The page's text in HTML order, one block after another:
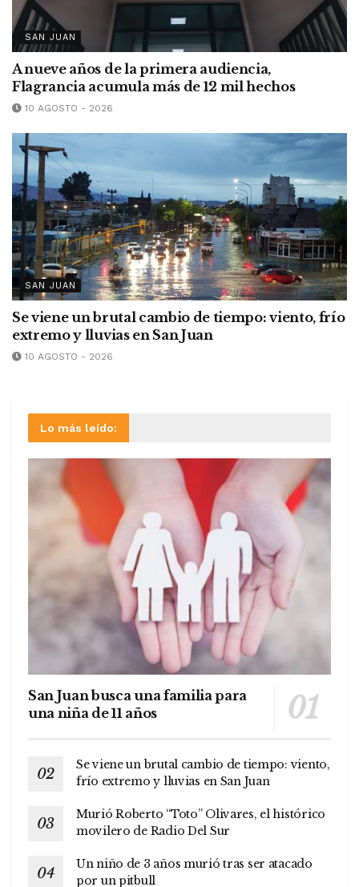
SAN JUAN
A nueve años de la primera audiencia,
Flagrancia acumula más de 12 mil hechos
10 AGOSTO - 2026
SAN JUAN
Se viene un brutal cambio de tiempo: viento, frío
extremo y lluvias en San Juan
10 AGOSTO - 2026
Lo más leído:
San Juan busca una familia para
una niña de 11 años
Se viene un brutal cambio de tiempo: viento,
frío extremo y lluvias en San Juan
Murió Roberto “Toto” Olivares, el histórico
movilero de Radio Del Sur
Un niño de 3 años murió tras ser atacado
por un pitbull